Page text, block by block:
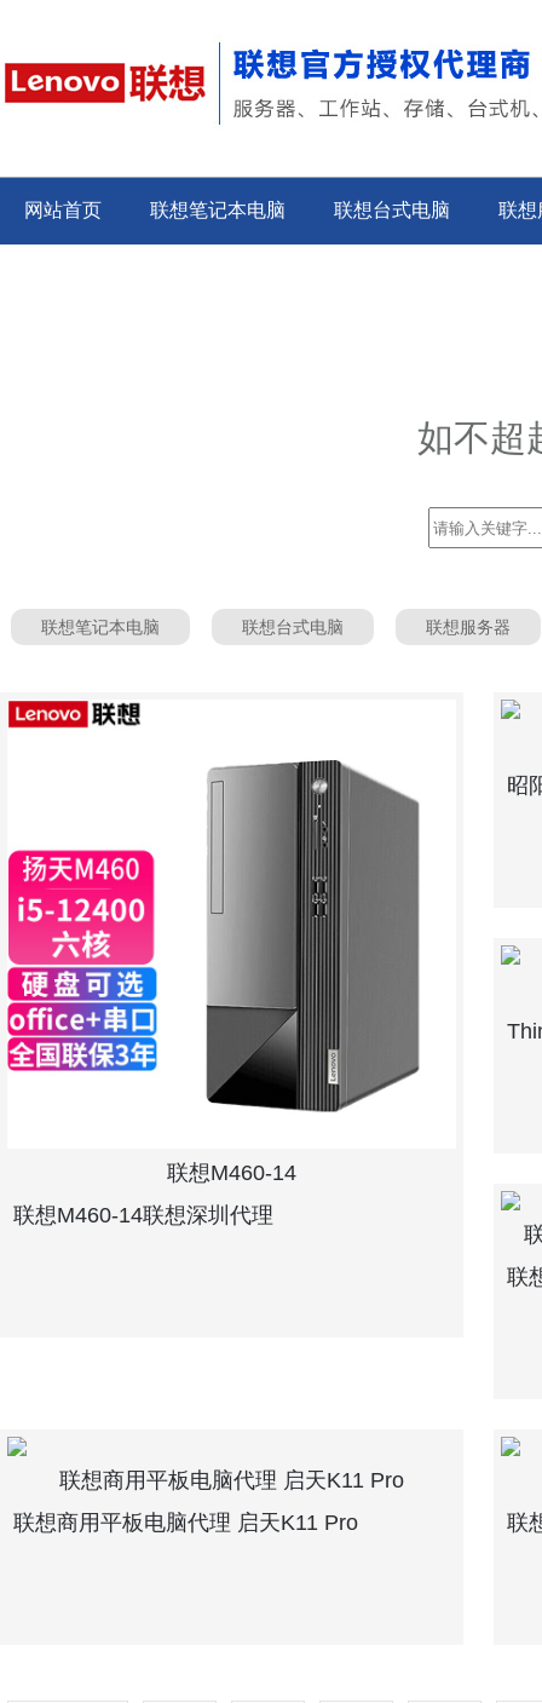
网站首页 联想笔记本电脑 联想台式电脑 联想
如不超
联想笔记本电脑 联想台式电脑 联想服务器
联想M460-14
联想M460-14联想深圳代理
昭
联
联想商用平板电脑代理 启天K11 Pro
联想商用平板电脑代理 启天K11 Pro
联